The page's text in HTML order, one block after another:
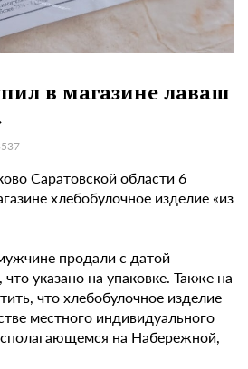
в магазине лаваш
Саратовской области 6
хлебобулочное изделие «из
продали с датой
указано на упаковке. Также на
что хлебобулочное изделие
местного индивидуального
на Набережной,